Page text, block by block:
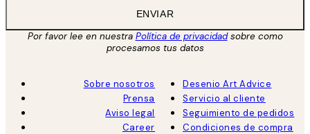
ENVIAR
Por favor lee en nuestra Política de privacidadsobre como
procesamos tus datos
Sobre nosotros
Prensa
Aviso legal
Career
Desenio Art Advice
Servicio al cliente
Seguimiento de pedidos
Condiciones de compra